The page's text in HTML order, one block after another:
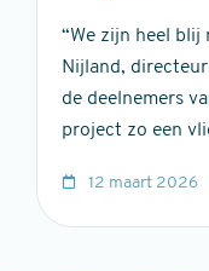
“We zijn heel blij
Nijland,
de deelnemers
project zo een
12 maart 2026